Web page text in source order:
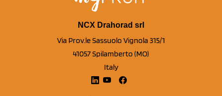
NCX Drahorad srl
Via Prov.le Sassuolo Vignola 315/1
41057 Spilamberto (MO)
Italy